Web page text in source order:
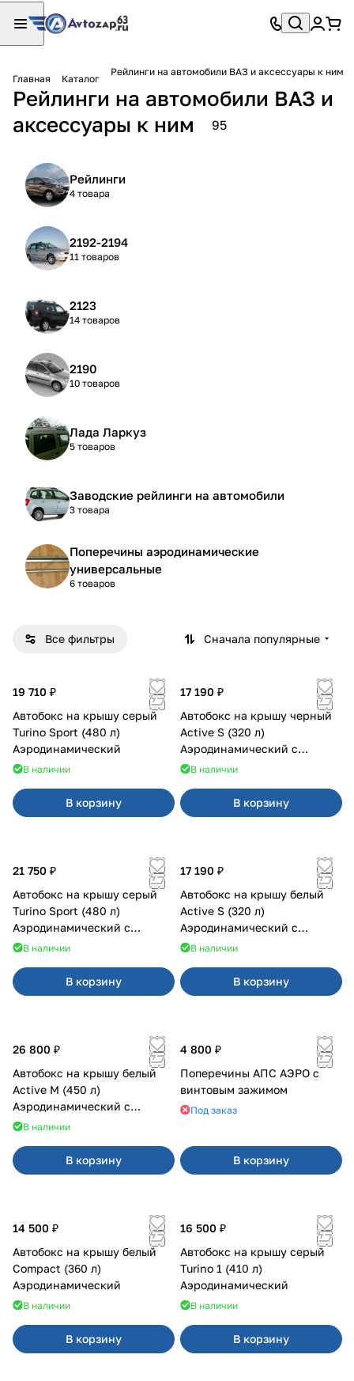
Главная Каталог
Рейлинги на автомобили ВАЗ и аксессуары к ним
Рейлинги на автомобили ВАЗ и
аксессуары к ним
95
Рейлинги
4 товара
2192-2194
11 товаров
2123
14 товаров
2190
10 товаров
Лада Ларкуз
5 товаров
Заводские рейлинги на автомобили
3 товара
Поперечины аэродинамические
универсальные
6 товаров
Все фильтры Сначала популярные
19 710 ₽
Автобокс на крышу серый
Turino Sport (480 л)
Аэродинамический
В наличии
В корзину
17 190 ₽
Автобокс на крышу черный
Active S (320 л)
Аэродинамический с
двусторонним открыванием
В наличии
В корзину
21 750 ₽
Автобокс на крышу серый
Turino Sport (480 л)
Аэродинамический с
двусторонним открыванием
В наличии
В корзину
17 190 ₽
Автобокс на крышу белый
Active S (320 л)
Аэродинамический с
двусторонним открыванием
В наличии
В корзину
26 800 ₽
Автобокс на крышу белый
Active M (450 л)
Аэродинамический с
двусторонним открыванием
В наличии
В корзину
4 800 ₽
Поперечины АПС АЭРО с
винтовым зажимом
Под заказ
В корзину
14 500 ₽
Автобокс на крышу белый
Compact (360 л)
Аэродинамический
В наличии
В корзину
16 500 ₽
Автобокс на крышу серый
Turino 1 (410 л)
Аэродинамический
В наличии
В корзину